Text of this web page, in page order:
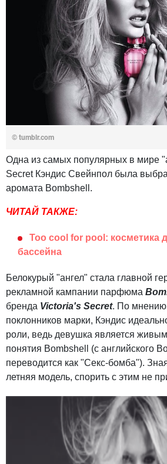
© tumblr.com
Одна из самых популярных в мире
Secret Кэндис Свейнпол была
аромата Bombshell.
ЧИТАЙ ТАКЖЕ:
Too cool for pool: косметика
бассейна
Белокурый "ангел" стала главной
рекламной кампании парфюма
бренда Victoria's Secret. По мнению
поклонников марки, Кэндис
роли, ведь девушка является
понятия Bombshell (с английского
переводится как "Секс-бомба").
летняя модель, спорить с этим не